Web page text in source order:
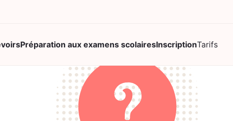
Préparation aux examens scolairesInscriptionTarifs
This field is for
Niveau scolaire de
Niveau scolaire